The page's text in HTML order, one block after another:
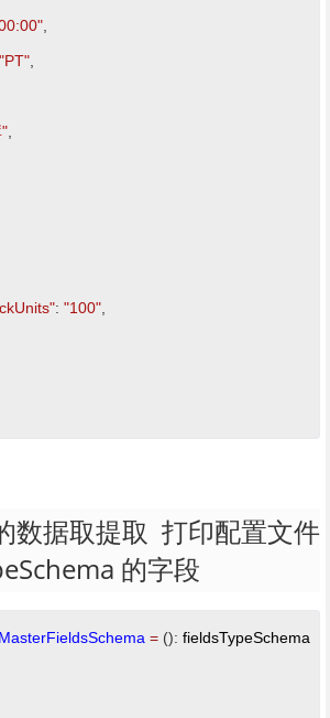
,
"PT",
,
: "100",
数据取提取  打印配置文件
的字段
=(): fieldsTypeSchema